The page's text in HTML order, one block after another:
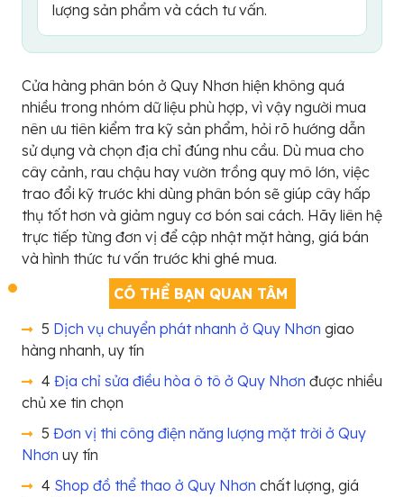
lượng sản phẩm và cách tư vấn.
Cửa hàng phân bón ở Quy Nhơn hiện không quá
nhiều trong nhóm dữ liệu phù hợp, vì vậy người mua
nên ưu tiên kiểm tra kỹ sản phẩm, hỏi rõ hướng dẫn
sử dụng và chọn địa chỉ đúng nhu cầu. Dù mua cho
cây cảnh, rau chậu hay vườn trồng quy mô lớn, việc
trao đổi kỹ trước khi dùng phân bón sẽ giúp cây hấp
thụ tốt hơn và giảm nguy cơ bón sai cách. Hãy liên hệ
trực tiếp từng đơn vị để cập nhật mặt hàng, giá bán
và hình thức tư vấn trước khi ghé mua.
CÓ THỂ BẠN QUAN TÂM
5 Dịch vụ chuyển phát nhanh ở Quy Nhơn giao
hàng nhanh, uy tín
4 Địa chỉ sửa điều hòa ô tô ở Quy Nhơn được nhiều
chủ xe tin chọn
5 Đơn vị thi công điện năng lượng mặt trời ở Quy
Nhơn uy tín
4 Shop đồ thể thao ở Quy Nhơn chất lượng, giá